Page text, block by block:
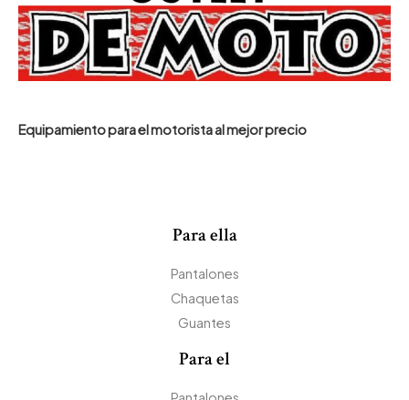
Equipamiento para el motorista al mejor precio
Para ella
Pantalones
Chaquetas
Guantes
Para el